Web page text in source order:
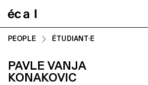
PEOPLE ÉTUDIANT·E
PAVLE VANJA
KONAKOVIC